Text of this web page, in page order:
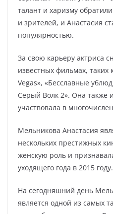
талант и харизму
и зрителей, и Анастасия
популярностью.
За свою карьеру актриса
известных фильмах, таких
Vegas», «Бесславные
Серый Волк 2». Она также
участвовала в
Мельникова Анастасия
нескольких престижных
женскую роль и
уходящего года в 2015 году.
На сегодняшний день
является одной из самых